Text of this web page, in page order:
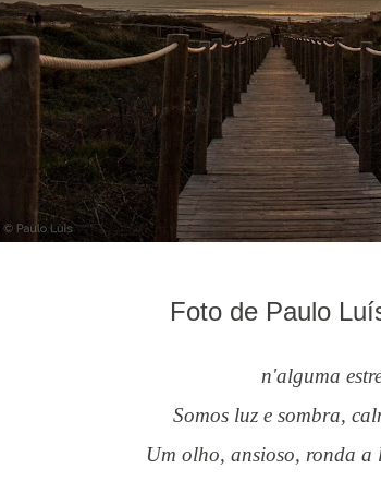
Foto de Paulo
n'alguma
Somos luz e sombra,
Um olho, ansioso, ronda